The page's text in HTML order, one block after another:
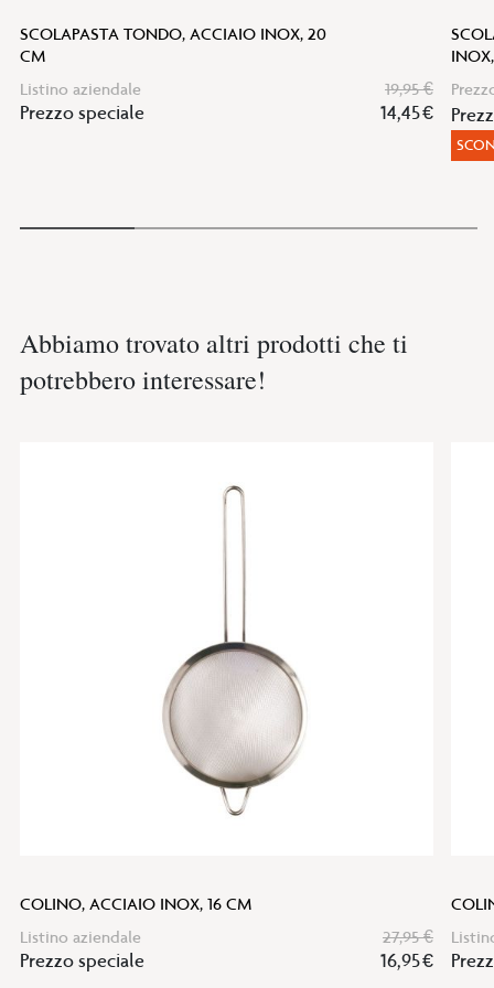
SCOLAPASTA TONDO, ACCIAIO INOX, 20
CM
Listino aziendale
19,95 €
Prezzo speciale 14,45 €
Abbiamo trovato altri prodotti che ti
potrebbero interessare!
COLINO, ACCIAIO INOX, 16 CM
Listino aziendale
27,95 €
Prezzo speciale 16,95 €